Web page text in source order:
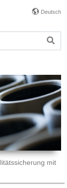
Deutsch
mit